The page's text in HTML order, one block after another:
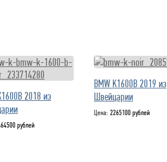
2018 из
рублей
BMW K1600B 2019 из
Швейцарии
Цена: 2265100 рублей